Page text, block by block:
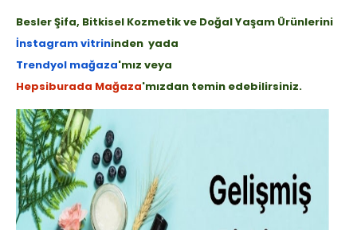
Besler Şifa, Bitkisel Kozmetik ve Doğal Yaşam Ürünlerini
İnstagram vitrininden yada
Trendyol mağaza'mız veya
Hepsiburada Mağaza'mızdan temin edebilirsiniz.